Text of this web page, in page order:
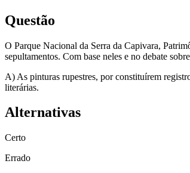
Questão
O Parque Nacional da Serra da Capivara,
sepultamentos. Com base neles e no debate
A) As pinturas rupestres, por constituírem
literárias.
Alternativas
Certo
Errado